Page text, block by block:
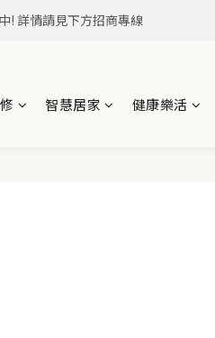
企業集團所有 居住生活商城
! 詳情請見下方招商專線
智慧居家 健康樂活